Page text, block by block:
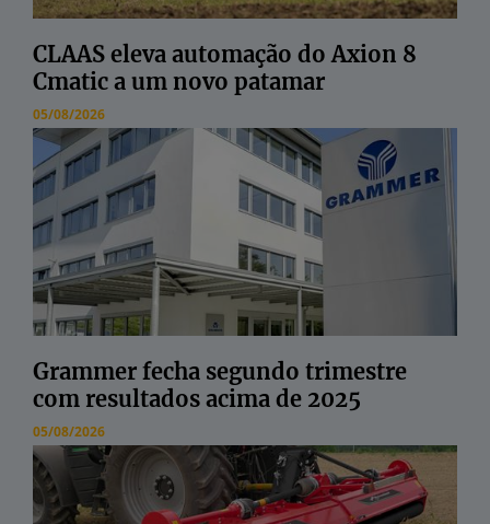
CLAAS eleva automação do Axion 8
Cmatic a um novo patamar
05/08/2026
Grammer fecha segundo trimestre
com resultados acima de 2025
05/08/2026